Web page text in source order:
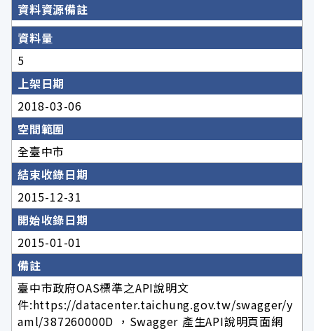
資料資源備註
資料量
5
上架日期
2018-03-06
空間範圍
全臺中市
結束收錄日期
2015-12-31
開始收錄日期
2015-01-01
備註
臺中市政府OAS標準之API說明文
件:https://datacenter.taichung.gov.tw/swagger/y
aml/387260000D ，Swagger 產生API說明頁面網